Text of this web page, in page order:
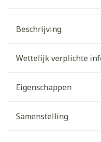
Beschrijving
Wettelijk verplichte
Eigenschappen
Samenstelling